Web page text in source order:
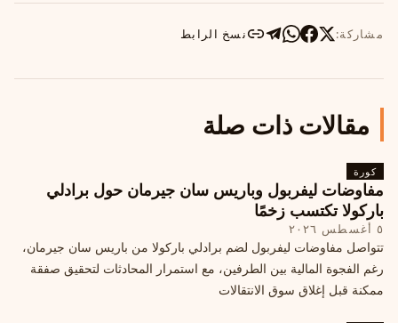
مشاركة: نسخ الرابط
مقالات ذات صلة
كورة
مفاوضات ليفربول وباريس سان جيرمان حول برادلي
باركولا تكتسب زخمًا
٥ أغسطس ٢٠٢٦
تتواصل مفاوضات ليفربول لضم برادلي باركولا من باريس سان جيرمان،
رغم الفجوة المالية بين الطرفين، مع استمرار المحادثات لتحقيق صفقة
ممكنة قبل إغلاق سوق الانتقالات